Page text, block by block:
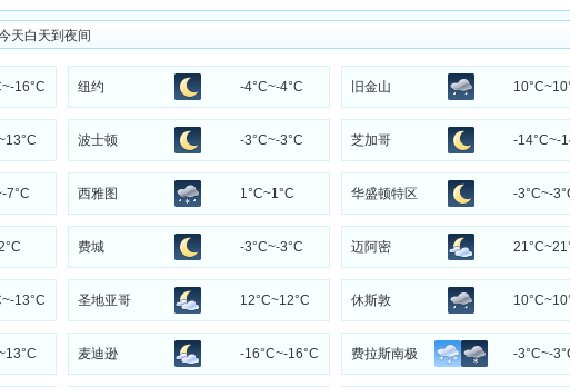
天白天到夜间
16°C 纽约 -4°C~-4°C 旧金山
波士顿 -3°C~-3°C 芝加哥 -14°C~-
7°C 西雅图 1°C~1°C 华盛顿特区 -3°C~-
费城 -3°C~-3°C 迈阿密
13°C 圣地亚哥 12°C~12°C 休斯敦
麦迪逊 -16°C~-16°C 费拉斯南极 -3°C~-